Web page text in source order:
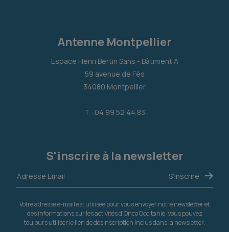
Antenne Montpellier
Espace Henri Bertin Sans - Bâtiment A
59 avenue de Fès
34080 Montpellier
T : 04 99 52 44 83
S'inscrire à la newsletter
Votre adresse e-mail est utilisée pour vous envoyer notre newsletter et
des informations sur les activités d'Onco Occitanie. Vous pouvez
toujours utiliser le lien de désinscription inclus dans la newsletter.